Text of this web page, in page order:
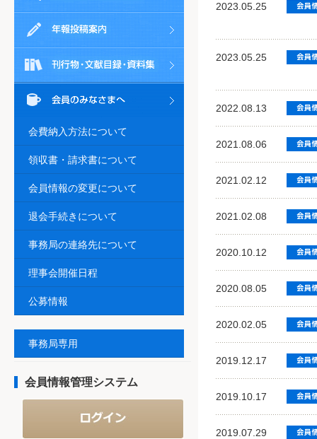
2023.05.25
2023.05.25
2022.08.13
2021.08.06
2021.02.12
2021.02.08
2020.10.12
2020.08.05
2020.02.05
2019.12.17
2019.10.17
2019.07.29
会費納入方法について
領収書・請求書について
会員情報の変更について
退会手続きについて
事務局の連絡先について
理事会開催日程
公募情報
事務局専用
会員情報管理システム